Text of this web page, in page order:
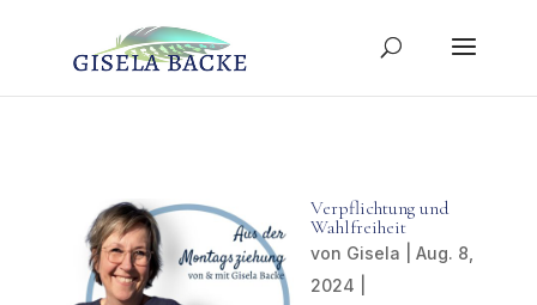
Verpflichtung und
Wahlfreiheit
von Gisela |Aug. 8,
2024